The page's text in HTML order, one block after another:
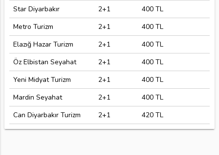
Star Diyarbakır
2+1
400 TL
Metro Turizm
2+1
400 TL
Elazığ Hazar Turizm
2+1
400 TL
Öz Elbistan Seyahat
2+1
400 TL
Yeni Midyat Turizm
2+1
400 TL
Mardin Seyahat
2+1
400 TL
Can Diyarbakır Turizm
2+1 420 TL